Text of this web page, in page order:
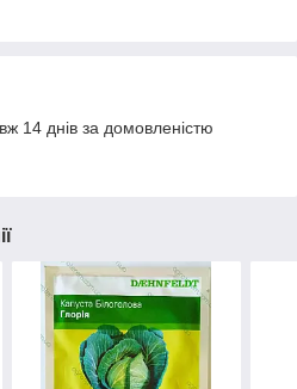
14 днів за домовленістю